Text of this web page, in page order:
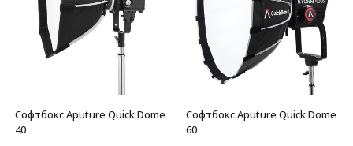
Софтбокс Aputure Quick Dome
40
Софтбокс Aputure Quick Dome
60